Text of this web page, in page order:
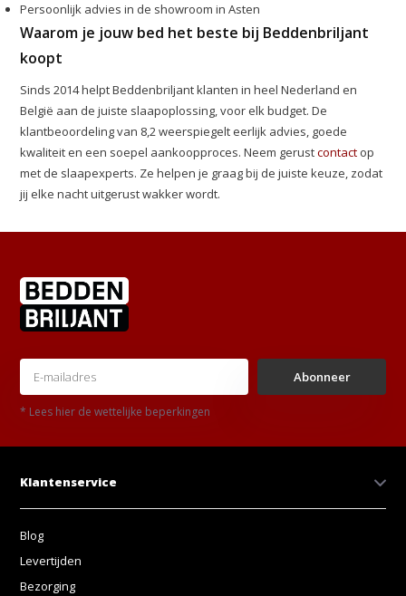
Persoonlijk advies in de showroom in Asten
Waarom je jouw bed het beste bij Beddenbriljant
koopt
Sinds 2014 helpt Beddenbriljant klanten in heel Nederland en
België aan de juiste slaapoplossing, voor elk budget. De
klantbeoordeling van 8,2 weerspiegelt eerlijk advies, goede
kwaliteit en een soepel aankoopproces. Neem gerustcontact op
met de slaapexperts. Ze helpen je graag bij de juiste keuze, zodat
jij elke nacht uitgerust wakker wordt.
Abonneer
* Lees hier de wettelijke beperkingen
Klantenservice
Blog
Levertijden
Bezorging